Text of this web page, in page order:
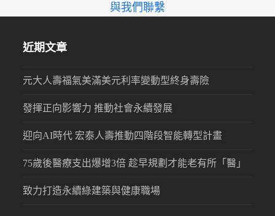
與我們聯繫
近期文章
元大人壽福氣美滿美元利率變動型終身壽險
發揮正向影響力 推動社會永續發展
迎向AI時代 宏泰人壽推動四階段智能轉型計畫
75歲後醫療支出爆增3倍 趁早規劃才能老有所「醫」
致力打造永續綠建築與健康職場